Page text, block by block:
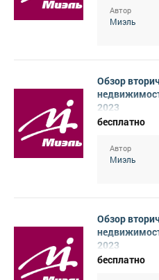
Автор
Миэль
Обзор
2023
бесплатно
Автор
Миэль
Обзор
2023
бесплатно